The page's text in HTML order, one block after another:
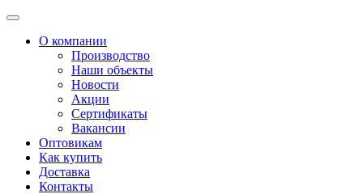
О компании
Производство
Наши объекты
Новости
Акции
Сертификаты
Вакансии
Оптовикам
Как купить
Доставка
Контакты